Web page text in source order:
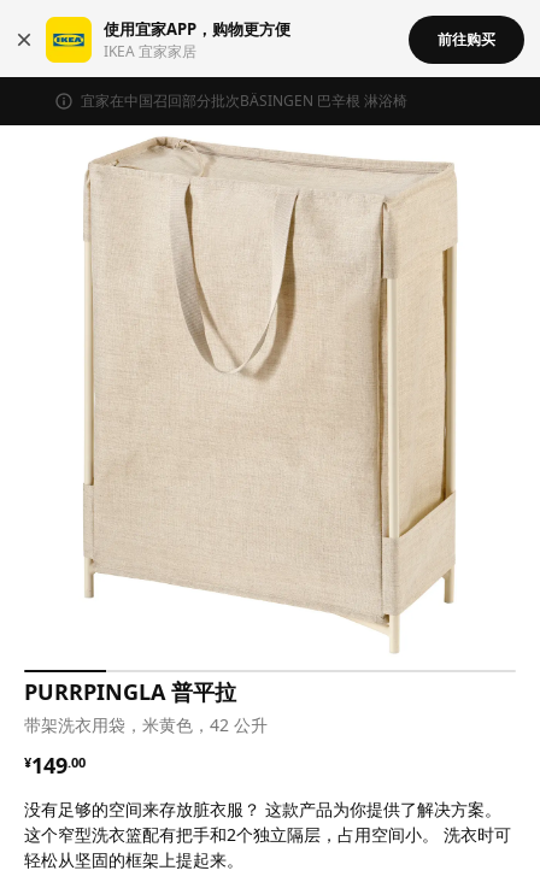
使用宜家APP，购物更方便
IKEA 宜家家居
前往购买
宜家在中国召回部分批次BÄSINGEN 巴辛根 淋浴椅
PURRPINGLA 普平拉
带架洗衣用袋，米黄色，42 公升
¥149.00
¥ 149.00
没有足够的空间来存放脏衣服？ 这款产品为你提供了解决方案。
这个窄型洗衣篮配有把手和2个独立隔层，占用空间小。 洗衣时可
轻松从坚固的框架上提起来。